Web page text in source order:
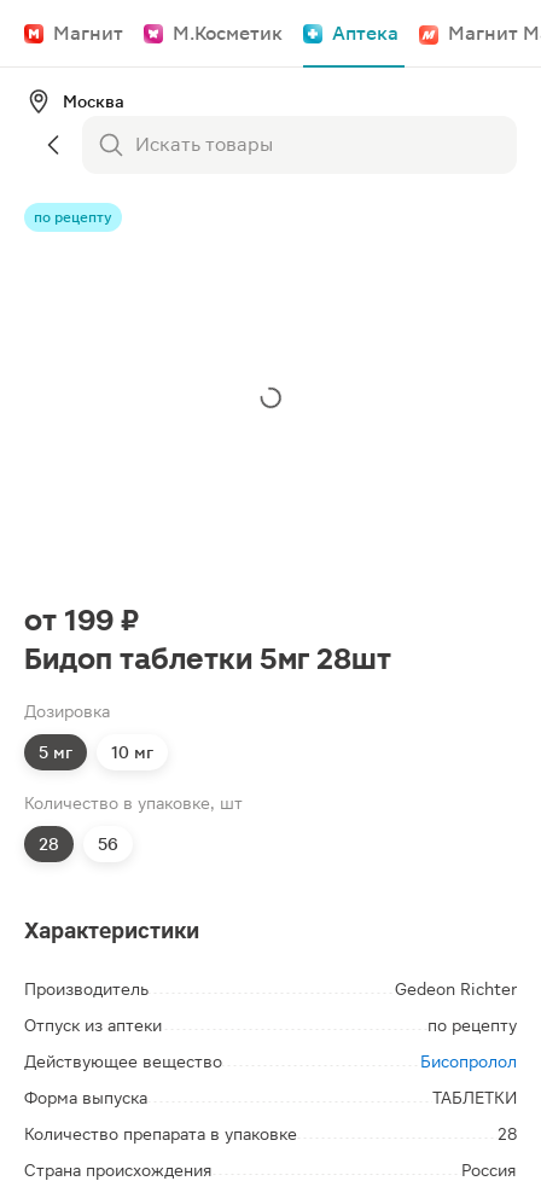
Магнит М.Косметик Аптека Магнит
Москва
по рецепту
от 199 ₽
Бидоп таблетки 5мг 28шт
Дозировка
5 мг 10 мг
Количество в упаковке, шт
28 56
Характеристики
Производитель
Gedeon Richter
Отпуск из аптеки
по рецепту
Действующее вещество
Бисопролол
Форма выпуска
ТАБЛЕТКИ
Количество препарата в упаковке
28
Страна происхождения
Россия